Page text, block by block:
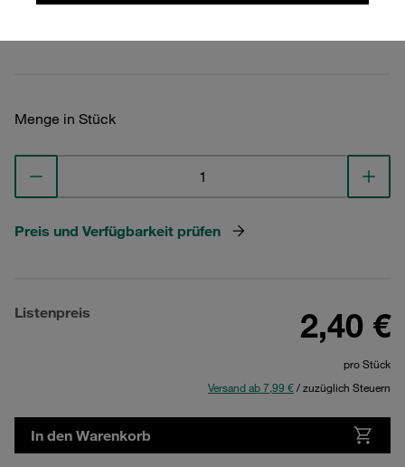
Menge in Stück
Preis und Verfügbarkeit prüfen
Listenpreis 2,40 €
pro Stück
Versand ab 7,99 €/ zuzüglich Steuern
In den Warenkorb